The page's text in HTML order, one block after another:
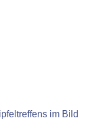
im Bild